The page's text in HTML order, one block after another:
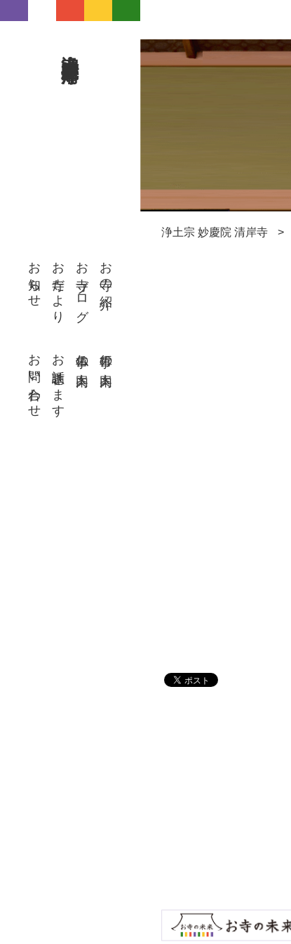
お寺の紹介
お寺ブログ
お寺だより
お知らせ
行事の案内
仏事の案内
お話聴きます
お問い合わせ
浄土宗 妙慶院 清岸寺